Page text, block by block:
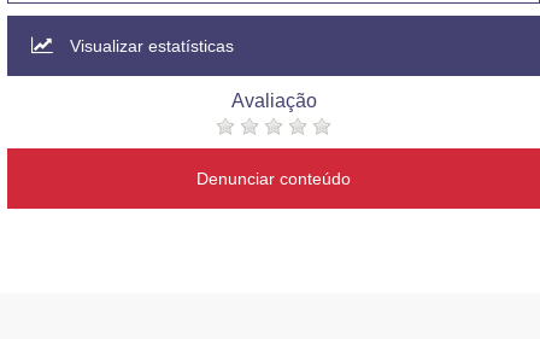
Visualizar estatísticas
Avaliação
Denunciar conteúdo